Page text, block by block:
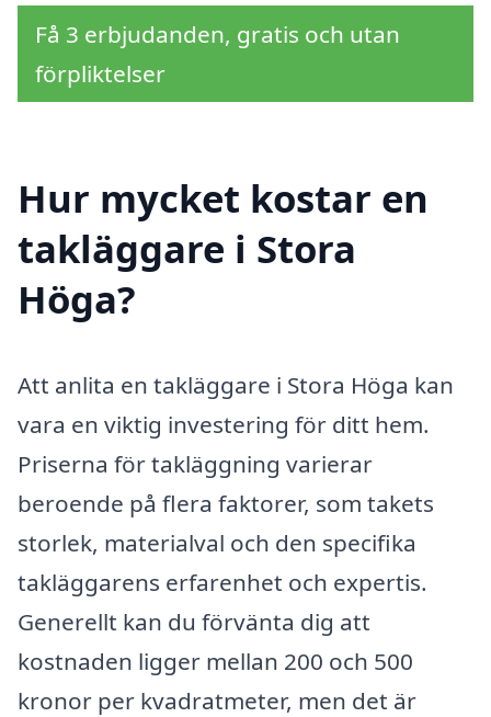
Få 3 erbjudanden, gratis och utan
förpliktelser
Hur mycket kostar en
takläggare i Stora
Höga?
Att anlita en takläggare i Stora Höga kan
vara en viktig investering för ditt hem.
Priserna för takläggning varierar
beroende på flera faktorer, som takets
storlek, materialval och den specifika
takläggarens erfarenhet och expertis.
Generellt kan du förvänta dig att
kostnaden ligger mellan 200 och 500
kronor per kvadratmeter, men det är